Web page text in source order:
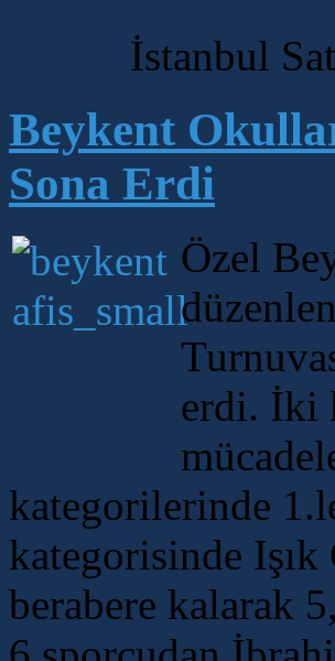
İstanbul
Beykent
Sona Erdi
Özel
erdi. İki
kategorilerinde
kategorisinde
berabere kalarak